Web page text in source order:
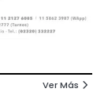
Ver Más